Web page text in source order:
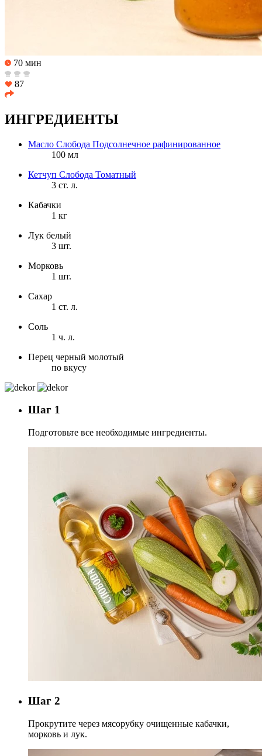
70 мин
87
ИНГРЕДИЕНТЫ
Масло Слобода Подсолнечное рафинированное
100 мл
Кетчуп Слобода Томатный
3 ст. л.
Кабачки
1 кг
Лук белый
3 шт.
Морковь
1 шт.
Сахар
1 ст. л.
Соль
1 ч. л.
Перец черный молотый
по вкусу
Шаг 1
Подготовьте все необходимые ингредиенты.
Шаг 2
Прокрутите через мясорубку очищенные кабачки,
морковь и лук.